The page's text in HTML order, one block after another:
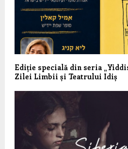
Ediție specială din seria
Zilei Limbii și Teatrului Idiș